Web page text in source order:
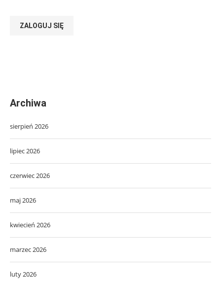
ZALOGUJ SIĘ
Archiwa
sierpień 2026
lipiec 2026
czerwiec 2026
maj 2026
kwiecień 2026
marzec 2026
luty 2026